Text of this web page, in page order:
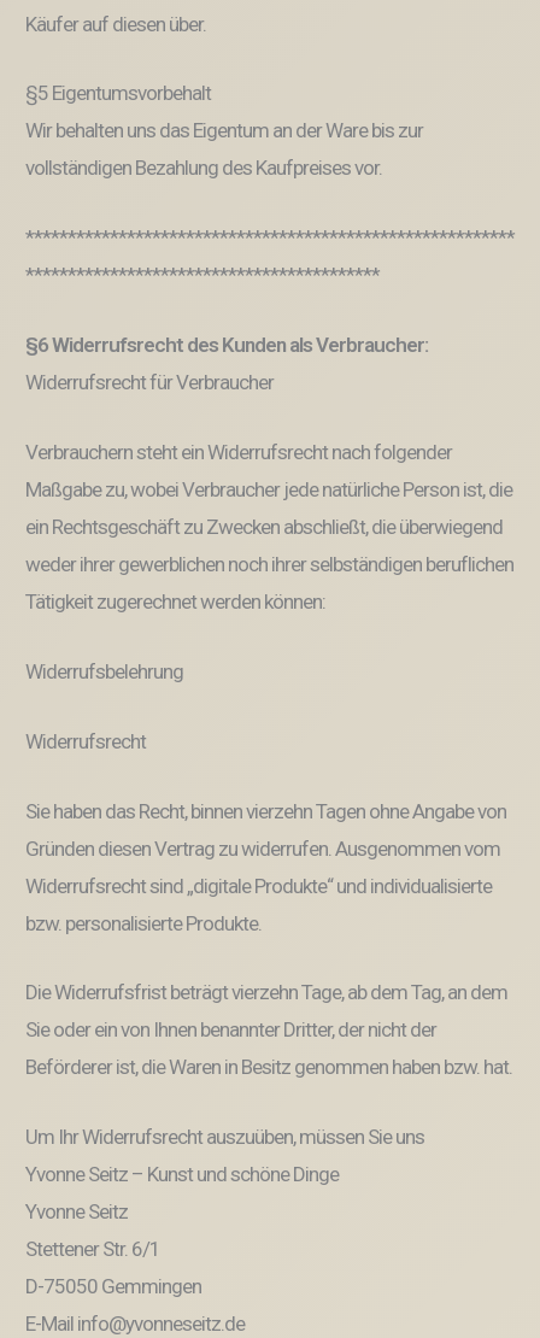
Käufer auf diesen über.
§5 Eigentumsvorbehalt
Wir behalten uns das Eigentum an der Ware bis zur
vollständigen Bezahlung des Kaufpreises vor.
**********************************************************
******************************************
§6 Widerrufsrecht des Kunden als Verbraucher:
Widerrufsrecht für Verbraucher
Verbrauchern steht ein Widerrufsrecht nach folgender
Maßgabe zu, wobei Verbraucher jede natürliche Person ist, die
ein Rechtsgeschäft zu Zwecken abschließt, die überwiegend
weder ihrer gewerblichen noch ihrer selbständigen beruflichen
Tätigkeit zugerechnet werden können:
Widerrufsbelehrung
Widerrufsrecht
Sie haben das Recht, binnen vierzehn Tagen ohne Angabe von
Gründen diesen Vertrag zu widerrufen. Ausgenommen vom
Widerrufsrecht sind „digitale Produkte“ und individualisierte
bzw. personalisierte Produkte.
Die Widerrufsfrist beträgt vierzehn Tage, ab dem Tag, an dem
Sie oder ein von Ihnen benannter Dritter, der nicht der
Beförderer ist, die Waren in Besitz genommen haben bzw. hat.
Um Ihr Widerrufsrecht auszuüben, müssen Sie uns
Yvonne Seitz – Kunst und schöne Dinge
Yvonne Seitz
Stettener Str. 6/1
D-75050 Gemmingen
E-Mail info@yvonneseitz.de